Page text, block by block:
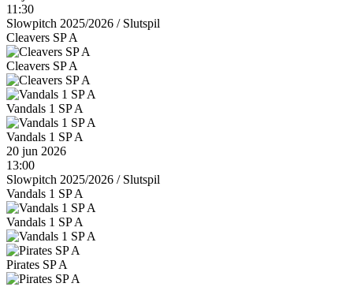
11:30
Slowpitch 2025/2026 /Slutspil
Cleavers SP A
Cleavers SP A
Vandals 1 SP A
Vandals 1 SP A
20 jun 2026
13:00
Slowpitch 2025/2026 /Slutspil
Vandals 1 SP A
Vandals 1 SP A
Pirates SP A